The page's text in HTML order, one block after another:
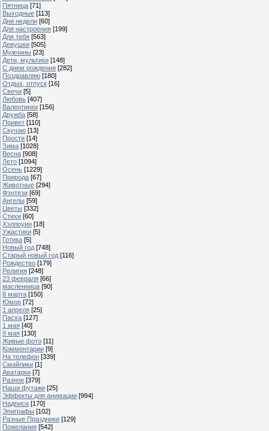
Пятница [71]
Выходные [113]
Дни недели [60]
Для настроения [199]
Для тебя [563]
Девушки [505]
Мужчины [23]
Дети, мультики [148]
С днем рождения [282]
Поздравляю [180]
Отдых, отпуск [16]
Свечи [5]
Любовь [407]
Валентинки [156]
Дружба [58]
Привет [110]
Скучаю [13]
Прости [14]
Зима [1028]
Весна [908]
Лето [1094]
Осень [1229]
Природа [67]
Животные [294]
Фэнтези [69]
Ангелы [59]
Цветы [332]
Стихи [60]
Хэллоуин [18]
Ужастики [5]
Готика [5]
Новый год [748]
Старый новый год [116]
Рождество [179]
Религия [248]
23 февраля [66]
масленница [90]
8 марта [150]
Юмор [72]
1 апреля [25]
Пасха [127]
1 мая [40]
9 мая [130]
Живые фото [11]
Комментарии [9]
На телефон [339]
Смайлики [1]
Аватарки [7]
Разное [379]
Наши футажи [25]
Эффекты для анимации [994]
Надписи [170]
Эпиграфы [102]
Разные Праздники [129]
Пожелания [542]